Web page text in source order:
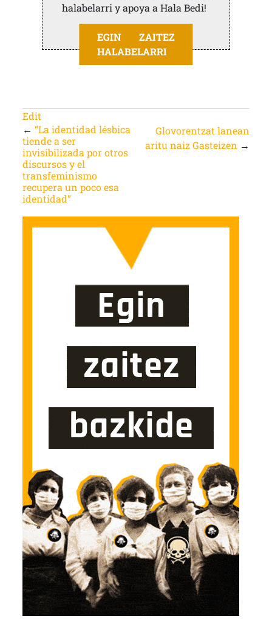
halabelarri y apoya a Hala Bedi!
EGIN ZAITEZ
HALABELARRI
Edit
← “La identidad lésbica
tiende a ser
invisibilizada por otros
discursos y el
transfeminismo
recupera un poco esa
identidad”
Glovorentzat lanean
aritu naiz Gasteizen →